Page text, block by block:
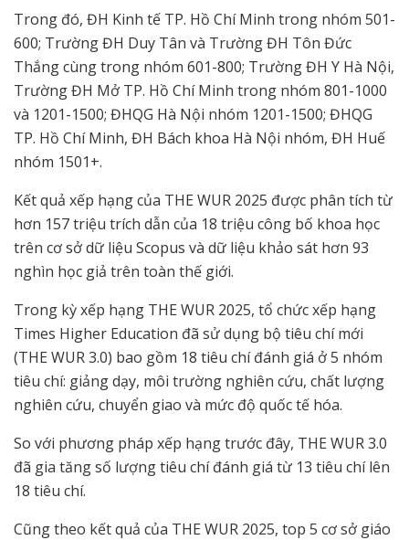
Trong đó, ĐH Kinh tế TP. Hồ Chí Minh trong nhóm 501-
600; Trường ĐH Duy Tân và Trường ĐH Tôn Đức
Thắng cùng trong nhóm 601-800; Trường ĐH Y Hà Nội,
Trường ĐH Mở TP. Hồ Chí Minh trong nhóm 801-1000
và 1201-1500; ĐHQG Hà Nội nhóm 1201-1500; ĐHQG
TP. Hồ Chí Minh, ĐH Bách khoa Hà Nội nhóm, ĐH Huế
nhóm 1501+.
Kết quả xếp hạng của THE WUR 2025 được phân tích từ
hơn 157 triệu trích dẫn của 18 triệu công bố khoa học
trên cơ sở dữ liệu Scopus và dữ liệu khảo sát hơn 93
nghìn học giả trên toàn thế giới.
Trong kỳ xếp hạng THE WUR 2025, tổ chức xếp hạng
Times Higher Education đã sử dụng bộ tiêu chí mới
(THE WUR 3.0) bao gồm 18 tiêu chí đánh giá ở 5 nhóm
tiêu chí: giảng dạy, môi trường nghiên cứu, chất lượng
nghiên cứu, chuyển giao và mức độ quốc tế hóa.
So với phương pháp xếp hạng trước đây, THE WUR 3.0
đã gia tăng số lượng tiêu chí đánh giá từ 13 tiêu chí lên
18 tiêu chí.
Cũng theo kết quả của THE WUR 2025, top 5 cơ sở giáo